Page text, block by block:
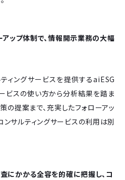
ップ体制で、情報開示業務の大幅
ィングサービスを提供するaiESG
ビスの使い方から分析結果を踏ま
の提案まで、充実したフォローアッ
ンサルティングサービスの利用は別
にかかる全容を的確に把握し、コ